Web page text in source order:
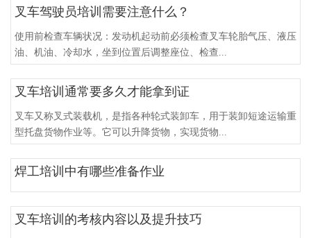
叉车驾驶员培训需要注意什么？
使用前检查车辆状况：发动机起动前必须检查叉车轮胎气压、液压
油、机油、冷却水，坐到位置后调整座位、检查...
叉车培训通常要多久才能拿到证
叉车又称叉式装载机，是指各种轮式装卸车，用于装卸短途运输重
型托盘货物作业等。它可以升降货物，实现货物...
焊工培训中有哪些准备作业
叉车培训的考核内容以及提升技巧